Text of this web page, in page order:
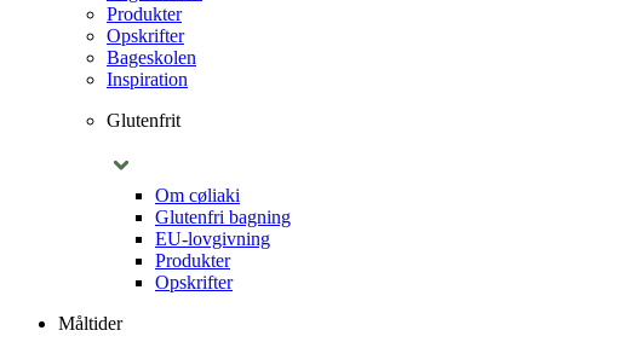
Produkter
Opskrifter
Bageskolen
Inspiration
Glutenfrit
Om cøliaki
Glutenfri bagning
EU-lovgivning
Produkter
Opskrifter
Måltider